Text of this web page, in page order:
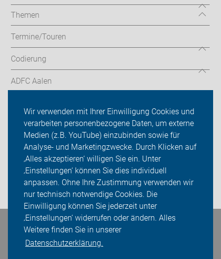
Wir verwenden mit Ihrer Einwilligung Cookies und
verarbeiten personenbezogene Daten, um externe
Medien (z.B. YouTube) einzubinden sowie für
Analyse- und Marketingzwecke. Durch Klicken auf
‚Alles akzeptieren‘ willigen Sie ein. Unter
‚Einstellungen‘ können Sie dies individuell
anpassen. Ohne Ihre Zustimmung verwenden wir
nur technisch notwendige Cookies. Die
Einwilligung können Sie jederzeit unter
‚Einstellungen‘ widerrufen oder ändern. Alles
Weitere finden Sie in unserer
Datenschutzerklärung.
Themen
Termine/Touren
Codierung
ADFC Aalen
ADFC Schwäbisch Gmünd
Sei dabei
Presse
Login
Bleiben Sie in Kontakt